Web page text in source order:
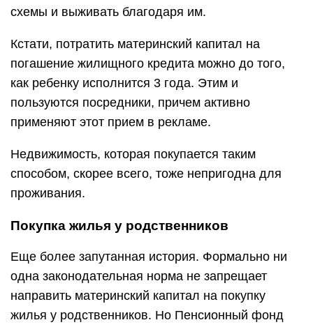
схемы и выживать благодаря им.
Кстати, потратить материнский капитал на
погашение жилищного кредита можно до того,
как ребенку исполнится 3 года. Этим и
пользуются посредники, причем активно
применяют этот прием в рекламе.
Недвижимость, которая покупается таким
способом, скорее всего, тоже непригодна для
проживания.
Покупка жилья у родственников
Еще более запутанная история. Формально ни
одна законодательная норма не запрещает
направить материнский капитал на покупку
жилья у родственников. Но Пенсионный фонд